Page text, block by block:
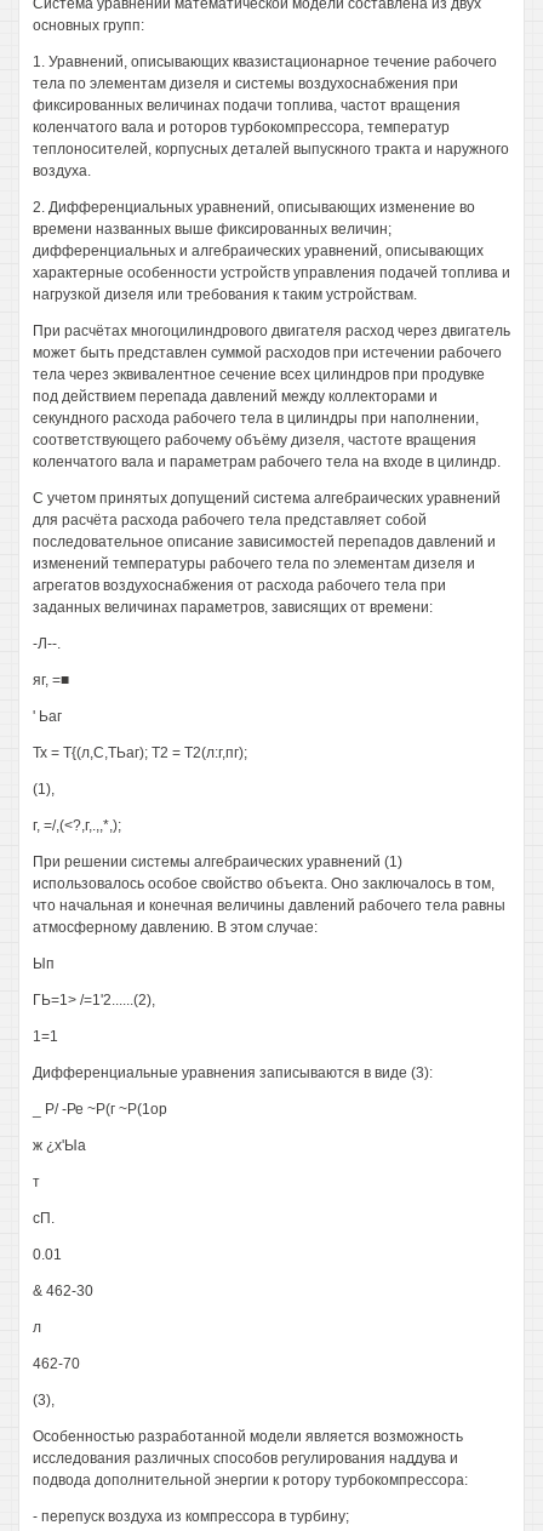
Система уравнений математической модели составлена из двух
основных групп:
1. Уравнений, описывающих квазистационарное течение рабочего
тела по элементам дизеля и системы воздухоснабжения при
фиксированных величинах подачи топлива, частот вращения
коленчатого вала и роторов турбокомпрессора, температур
теплоносителей, корпусных деталей выпускного тракта и наружного
воздуха.
2. Дифференциальных уравнений, описывающих изменение во
времени названных выше фиксированных величин;
дифференциальных и алгебраических уравнений, описывающих
характерные особенности устройств управления подачей топлива и
нагрузкой дизеля или требования к таким устройствам.
При расчётах многоцилиндрового двигателя расход через двигатель
может быть представлен суммой расходов при истечении рабочего
тела через эквивалентное сечение всех цилиндров при продувке
под действием перепада давлений между коллекторами и
секундного расхода рабочего тела в цилиндры при наполнении,
соответствующего рабочему объёму дизеля, частоте вращения
коленчатого вала и параметрам рабочего тела на входе в цилиндр.
С учетом принятых допущений система алгебраических уравнений
для расчёта расхода рабочего тела представляет собой
последовательное описание зависимостей перепадов давлений и
изменений температуры рабочего тела по элементам дизеля и
агрегатов воздухоснабжения от расхода рабочего тела при
заданных величинах параметров, зависящих от времени:
-Л--.
яг, =■
' Ьаг
Тх = Т{(л,С,ТЬаг); Т2 = Т2(л:г,пг);
(1),
г, =/,(<?,г,.,,*,);
При решении системы алгебраических уравнений (1)
использовалось особое свойство объекта. Оно заключалось в том,
что начальная и конечная величины давлений рабочего тела равны
атмосферному давлению. В этом случае:
Ып
ГЬ=1> /=1'2......(2),
1=1
Дифференциальные уравнения записываются в виде (3):
_ Р/ -Ре ~Р(г ~Р(1ор
ж ¿х'Ыа
т
сП.
0.01
& 462-30
л
462-70
(3),
Особенностью разработанной модели является возможность
исследования различных способов регулирования наддува и
подвода дополнительной энергии к ротору турбокомпрессора:
- перепуск воздуха из компрессора в турбину;